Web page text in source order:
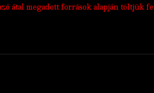
átal megadott források alapján töltjük